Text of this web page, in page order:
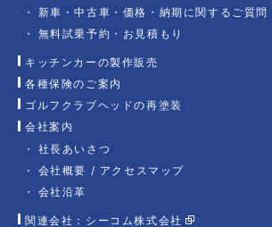
新車・中古車・価格・納期に関するご質問
無料試乗予約・お見積もり
キッチンカーの製作販売
各種保険のご案内
ゴルフクラブヘッドの再塗装
会社案内
社長あいさつ
会社概要 / アクセスマップ
会社沿革
関連会社：シーコム株式会社